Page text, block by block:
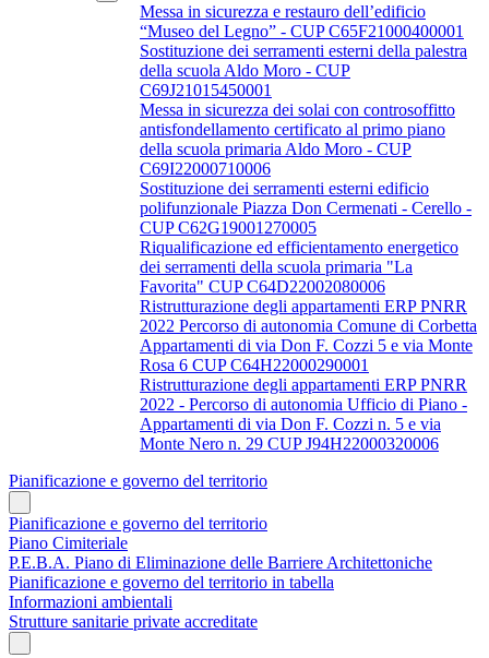
Messa in sicurezza e restauro dell’edificio
“Museo del Legno” - CUP C65F21000400001
Sostituzione dei serramenti esterni della palestra
della scuola Aldo Moro - CUP
C69J21015450001
Messa in sicurezza dei solai con controsoffitto
antisfondellamento certificato al primo piano
della scuola primaria Aldo Moro - CUP
C69I22000710006
Sostituzione dei serramenti esterni edificio
polifunzionale Piazza Don Cermenati - Cerello -
CUP C62G19001270005
Riqualificazione ed efficientamento energetico
dei serramenti della scuola primaria "La
Favorita" CUP C64D22002080006
Ristrutturazione degli appartamenti ERP PNRR
2022 Percorso di autonomia Comune di Corbetta
Appartamenti di via Don F. Cozzi 5 e via Monte
Rosa 6 CUP C64H22000290001
Ristrutturazione degli appartamenti ERP PNRR
2022 - Percorso di autonomia Ufficio di Piano -
Appartamenti di via Don F. Cozzi n. 5 e via
Monte Nero n. 29 CUP J94H22000320006
Pianificazione e governo del territorio
Pianificazione e governo del territorio
Piano Cimiteriale
P.E.B.A. Piano di Eliminazione delle Barriere Architettoniche
Pianificazione e governo del territorio in tabella
Informazioni ambientali
Strutture sanitarie private accreditate